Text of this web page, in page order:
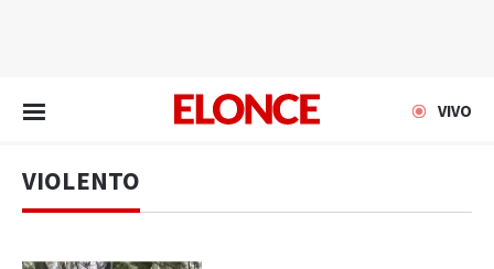
VIVO
VIOLENTO